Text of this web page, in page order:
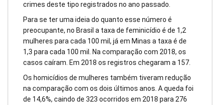
crimes deste tipo registrados no ano passado.
Para se ter uma ideia do quanto esse número é
preocupante, no Brasil a taxa de feminicídio é de 1,2
mulheres para cada 100 mil, já em Minas a taxa é de
1,3 para cada 100 mil. Na comparação com 2018, os
casos caíram. Em 2018 os registros chegaram a 157.
Os homicídios de mulheres também tiveram redução
na comparação com os dois últimos anos. A queda foi
de 14,6%, caindo de 323 ocorridos em 2018 para 276